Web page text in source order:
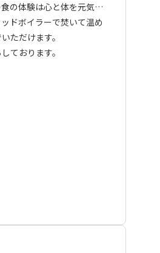
の体験は心と体を元気に
ドボイラーで焚いて温め
ただけます。
ております。